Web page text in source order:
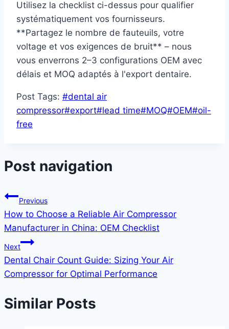
Utilisez la checklist ci-dessus pour qualifier
systématiquement vos fournisseurs.
**Partagez le nombre de fauteuils, votre
voltage et vos exigences de bruit** – nous
vous enverrons 2–3 configurations OEM avec
délais et MOQ adaptés à l'export dentaire.
Post Tags: #dental air
compressor#export#lead time#MOQ#OEM#oil-
free
Post navigation
Previous
How to Choose a Reliable Air Compressor
Manufacturer in China: OEM Checklist
Next
Dental Chair Count Guide: Sizing Your Air
Compressor for Optimal Performance
Similar Posts